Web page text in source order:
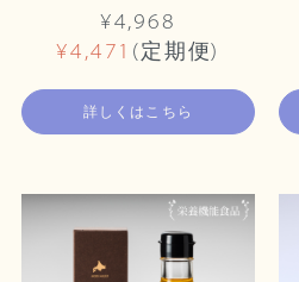
¥4,968
¥4,471 (定期便)
詳しくはこちら